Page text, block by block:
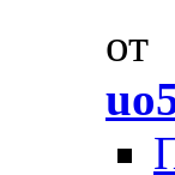
от